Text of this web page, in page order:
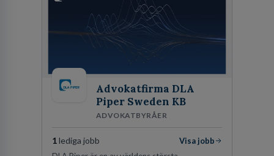
Advokatfirma DLA
Piper Sweden KB
ADVOKATBYRÅER
1lediga jobb
Visa jobb